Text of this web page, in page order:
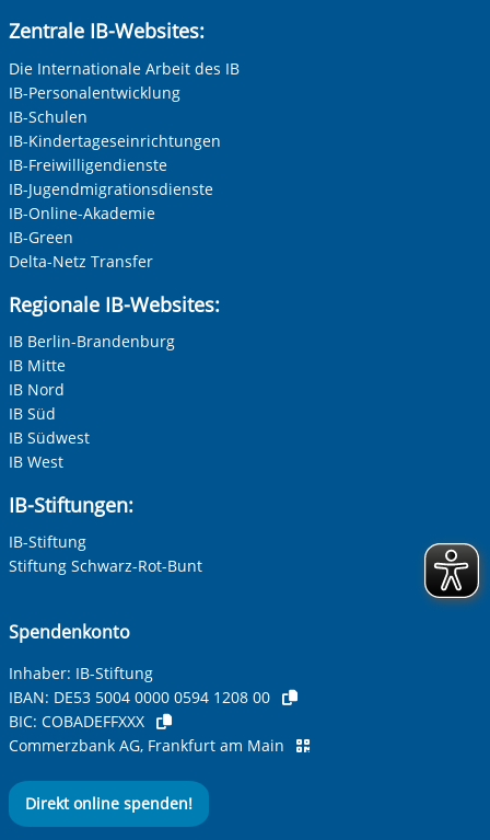
Zentrale IB-Websites:
Die Internationale Arbeit des IB
IB-Personalentwicklung
IB-Schulen
IB-Kindertageseinrichtungen
IB-Freiwilligendienste
IB-Jugendmigrationsdienste
IB-Online-Akademie
IB-Green
Delta-Netz Transfer
Regionale IB-Websites:
IB Berlin-Brandenburg
IB Mitte
IB Nord
IB Süd
IB Südwest
IB West
IB-Stiftungen:
IB-Stiftung
Stiftung Schwarz-Rot-Bunt
Spendenkonto
Inhaber: IB-Stiftung
IBAN: DE53 5004 0000 0594 1208 00
BIC: COBADEFFXXX
Commerzbank AG, Frankfurt am Main
Direkt online spenden!